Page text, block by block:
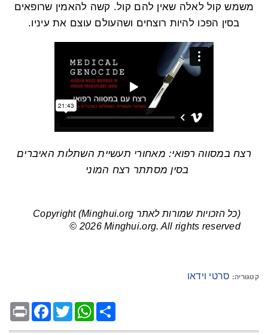
משמש קול לאלה שאין להם קול. קשה להאמין שרופאים
בסין הפכו להיות רוצחים ושהעולם עוצם את עיניו.
רצח במסווה רפואי: מאחורי תעשיית השתלות האיברים
בסין מסתתר רצח המוני
(כל הזכויות שמורות לאתר Minghui.org) Copyright
© 2026 Minghui.org. All rights reserved
קטגוריה: סרטי וידאו
Print
FacebookTwitter
WhatsAppShare